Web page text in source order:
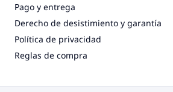
Pago y entrega
Derecho de desistimiento y garantía
Política de privacidad
Reglas de compra